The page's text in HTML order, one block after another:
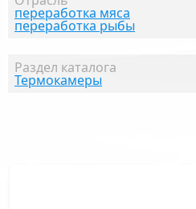
переработка мяса
переработка рыбы
Раздел каталога
Термокамеры